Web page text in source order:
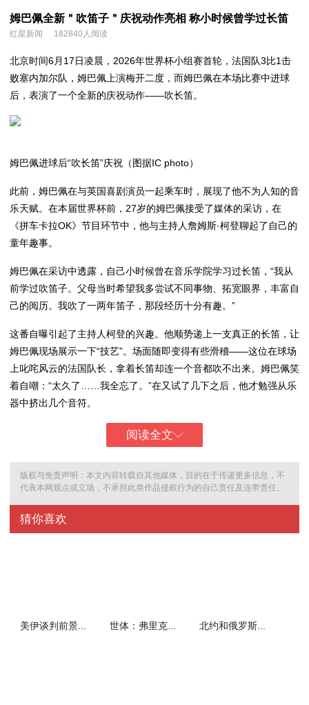
姆巴佩全新＂吹笛子＂庆祝动作亮相 称小时候曾学过长笛
红星新闻 182840人阅读
北京时间6月17日凌晨，2026年世界杯小组赛首轮，法国队3比1击
败塞内加尔队，姆巴佩上演梅开二度，而姆巴佩在本场比赛中进球
后，表演了一个全新的庆祝动作——吹长笛。
姆巴佩进球后“吹长笛”庆祝（图据IC photo）
此前，姆巴佩在与英国喜剧演员一起乘车时，展现了他不为人知的音
乐天赋。在本届世界杯前，27岁的姆巴佩接受了媒体的采访，在
《拼车卡拉OK》节目环节中，他与主持人詹姆斯·柯登聊起了自己的
童年趣事。
姆巴佩在采访中透露，自己小时候曾在音乐学院学习过长笛，“我从
前学过吹笛子。父母当时希望我多尝试不同事物、拓宽眼界，丰富自
己的阅历。我吹了一两年笛子，那段经历十分有趣。”
这番自曝引起了主持人柯登的兴趣。他顺势递上一支真正的长笛，让
姆巴佩现场展示一下“技艺”。场面随即变得有些滑稽——这位在球场
上叱咤风云的法国队长，拿着长笛却连一个音都吹不出来。姆巴佩笑
着自嘲：“太久了……我全忘了。”在又试了几下之后，他才勉强从乐
器中挤出几个音符。
阅读全文
版权与免责声明：本文内容转载自其他媒体，目的在于传递更多信息，不
代表本网观点或立场，不承担此类作品侵权行为的自己责任及连带责任。
猜你喜欢
美伊谈判前景... 世体：弗里克... 北约和俄罗斯...